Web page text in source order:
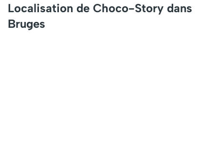
Localisation de Choco-Story dans
Bruges